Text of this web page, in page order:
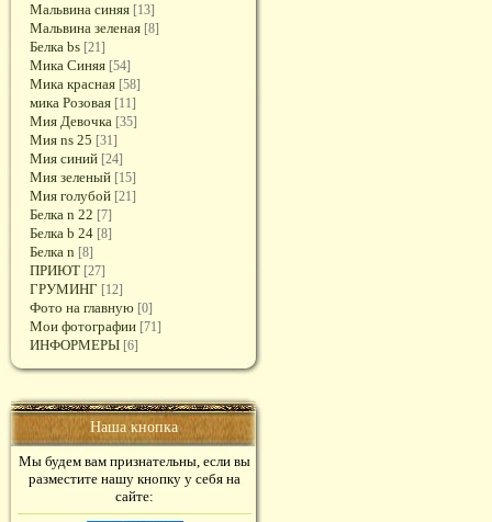
Мальвина синяя [13]
Мальвина зеленая [8]
Белка bs [21]
Мика Синяя [54]
Мика красная [58]
мика Розовая [11]
Мия Девочка [35]
Мия ns 25 [31]
Мия синий [24]
Мия зеленый [15]
Мия голубой [21]
Белка n 22 [7]
Белка b 24 [8]
Белка n [8]
ПРИЮТ [27]
ГРУМИНГ [12]
Фото на главную [0]
Мои фотографии [71]
ИНФОРМЕРЫ [6]
Наша кнопка
Мы будем вам признательны, если вы
разместите нашу кнопку у себя на
сайте: